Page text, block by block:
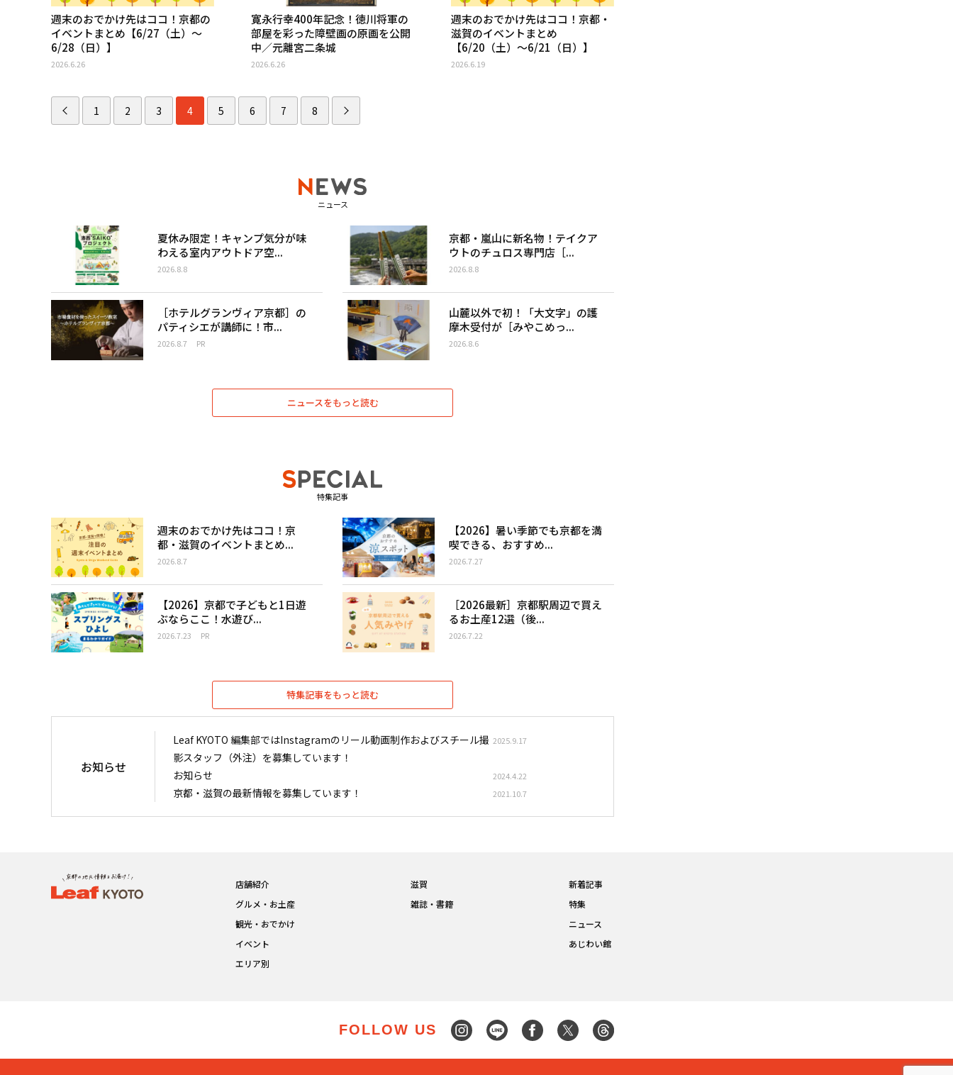
週末のおでかけ先はココ！京都の
イベントまとめ【6/27（土）〜
6/28（日）】
2026.6.26
寛永行幸400年記念！徳川将軍の
部屋を彩った障壁画の原画を公開
中／元離宮二条城
2026.6.26
週末のおでかけ先はココ！京都・
滋賀のイベントまとめ
【6/20（土）〜6/21（日）】
2026.6.19
1 2 3 4 5 6 7 8
ニュース
夏休み限定！キャンプ気分が味
わえる室内アウトドア空...
2026.8.8
京都・嵐山に新名物！テイクア
ウトのチュロス専門店［...
2026.8.8
［ホテルグランヴィア京都］の
パティシエが講師に！市...
2026.8.7 PR
山麓以外で初！「大文字」の護
摩木受付が［みやこめっ...
2026.8.6
ニュースをもっと読む
特集記事
週末のおでかけ先はココ！京
都・滋賀のイベントまとめ...
2026.8.7
【2026】暑い季節でも京都を満
喫できる、おすすめ...
2026.7.27
【2026】京都で子どもと1日遊
ぶならここ！水遊び...
2026.7.23 PR
［2026最新］京都駅周辺で買え
るお土産12選（後...
2026.7.22
特集記事をもっと読む
お知らせ
Leaf KYOTO 編集部ではInstagramのリール動画制作およびスチール撮
影スタッフ（外注）を募集しています！
2025.9.17
お知らせ 2024.4.22
京都・滋賀の最新情報を募集しています！ 2021.10.7
店舗紹介
グルメ・お土産
観光・おでかけ
イベント
エリア別
滋賀
雑誌・書籍
新着記事
特集
ニュース
あじわい館
FOLLOW US